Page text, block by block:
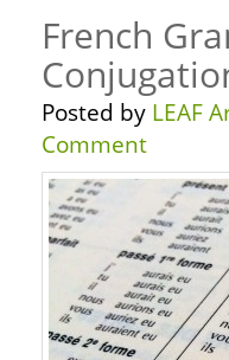
French
Posted by LEAF
Comment